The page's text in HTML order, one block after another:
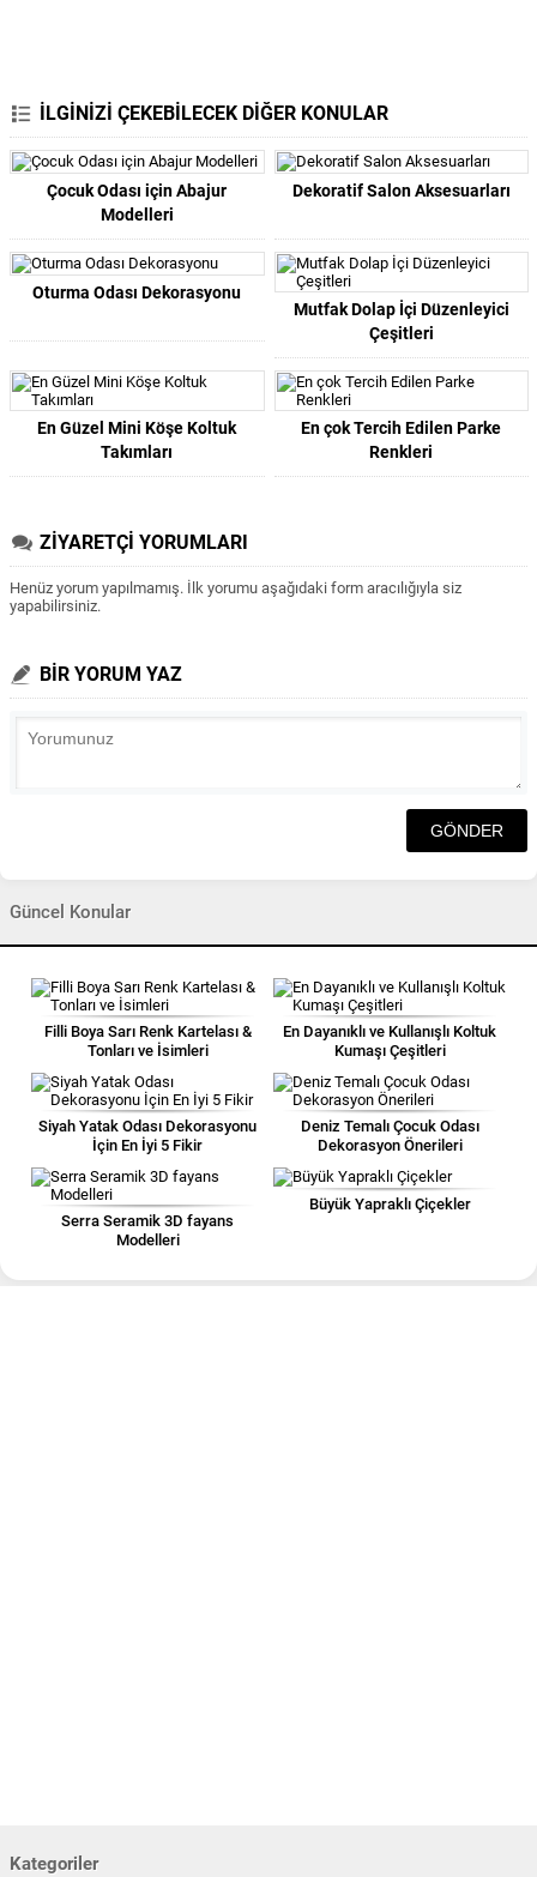
İLGİNİZİ ÇEKEBİLECEK DİĞER KONULAR
Çocuk Odası için Abajur
Modelleri
Dekoratif Salon Aksesuarları
Oturma Odası Dekorasyonu
Mutfak Dolap İçi Düzenleyici
Çeşitleri
En Güzel Mini Köşe Koltuk
Takımları
En çok Tercih Edilen Parke
Renkleri
ZİYARETÇİ YORUMLARI
Henüz yorum yapılmamış. İlk yorumu aşağıdaki form aracılığıyla siz
yapabilirsiniz.
BİR YORUM YAZ
Güncel Konular
Filli Boya Sarı Renk Kartelası &
Tonları ve İsimleri
En Dayanıklı ve Kullanışlı Koltuk
Kumaşı Çeşitleri
Siyah Yatak Odası Dekorasyonu
İçin En İyi 5 Fikir
Deniz Temalı Çocuk Odası
Dekorasyon Önerileri
Serra Seramik 3D fayans
Modelleri
Büyük Yapraklı Çiçekler
Kategoriler